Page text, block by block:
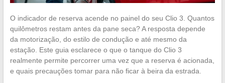
O indicador de reserva acende no painel do seu Clio 3. Quantos
quilômetros restam antes da pane seca? A resposta depende
da motorização, do estilo de condução e até mesmo da
estação. Este guia esclarece o que o tanque do Clio 3
realmente permite percorrer uma vez que a reserva é acionada,
e quais precauções tomar para não ficar à beira da estrada.